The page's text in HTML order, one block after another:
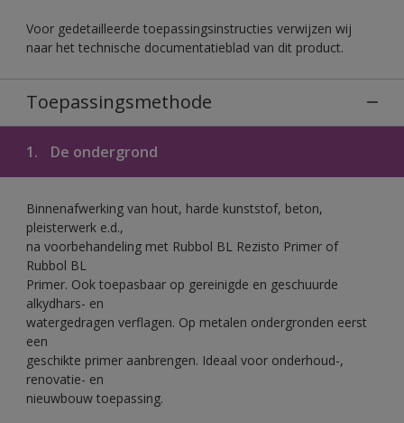
Voor gedetailleerde toepassingsinstructies verwijzen wij
naar het technische documentatieblad van dit product.
Toepassingsmethode
1. De ondergrond
Binnenafwerking van hout, harde kunststof, beton,
pleisterwerk e.d.,
na voorbehandeling met Rubbol BL Rezisto Primer of
Rubbol BL
Primer. Ook toepasbaar op gereinigde en geschuurde
alkydhars- en
watergedragen verflagen. Op metalen ondergronden eerst
een
geschikte primer aanbrengen. Ideaal voor onderhoud-,
renovatie- en
nieuwbouw toepassing.